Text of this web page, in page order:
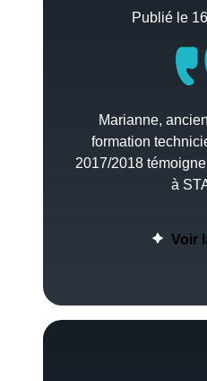
Publié le
Marianne,
formation
2017/2018
à
Voir